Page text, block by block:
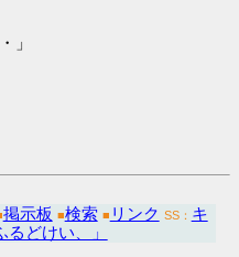
」
掲示板 ■検索 ■ リンク SS： キ
どけい、」